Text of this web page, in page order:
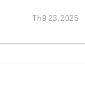
Th9 23, 2025